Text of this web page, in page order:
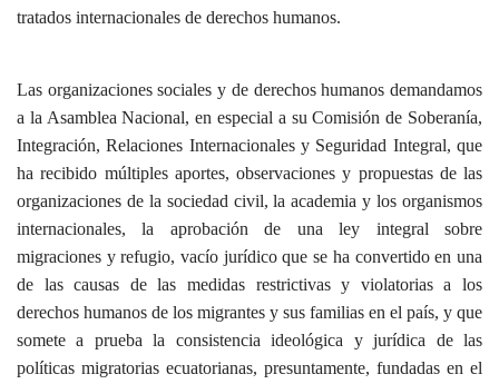
tratados internacionales de derechos humanos.
Las organizaciones sociales y de derechos humanos demandamos
a la Asamblea Nacional, en especial a su Comisión de Soberanía,
Integración, Relaciones Internacionales y Seguridad Integral, que
ha recibido múltiples aportes, observaciones y propuestas de las
organizaciones de la sociedad civil, la academia y los organismos
internacionales, la aprobación de una ley integral sobre
migraciones y refugio, vacío jurídico que se ha convertido en una
de las causas de las medidas restrictivas y violatorias a los
derechos humanos de los migrantes y sus familias en el país, y que
somete a prueba la consistencia ideológica y jurídica de las
políticas migratorias ecuatorianas, presuntamente, fundadas en el